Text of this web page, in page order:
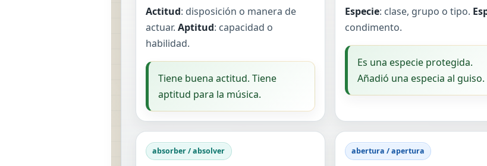
Actitud: disposición o manera de
actuar. Aptitud: capacidad o
habilidad.
Tiene buena actitud. Tiene
aptitud para la música.
Especie: clase, grupo o tipo.
condimento.
Es una especie protegida.
Añadió una especia al guiso.
absorber / absolver abertura / apertura